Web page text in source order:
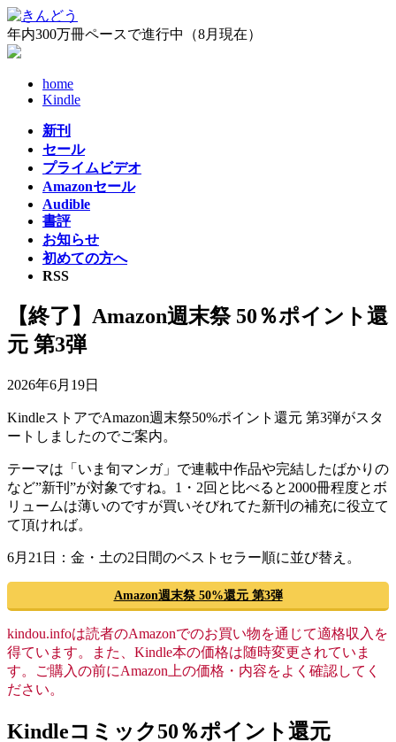
コ
ン
テ
ナ
ビ
ゲ
年内300万冊ペースで進行中（8月現在）
home
Kindle
新刊
セール
プライムビデオ
Amazonセール
Audible
書評
お知らせ
初めての方へ
RSS
【終了】Amazon週末祭 50％ポイント還
元 第3弾
2026年6月19日
KindleストアでAmazon週末祭50%ポイント還元 第3弾がスタ
ートしましたのでご案内。
テーマは「いま旬マンガ」で連載中作品や完結したばかりの
など”新刊”が対象ですね。1・2回と比べると2000冊程度とボ
リュームは薄いのですが買いそびれてた新刊の補充に役立て
て頂ければ。
6月21日：金・土の2日間のベストセラー順に並び替え。
Amazon週末祭 50%還元 第3弾
kindou.infoは読者のAmazonでのお買い物を通じて適格収入を
得ています。また、Kindle本の価格は随時変更されていま
す。ご購入の前にAmazon上の価格・内容をよく確認してく
ださい。
Kindleコミック50％ポイント還元